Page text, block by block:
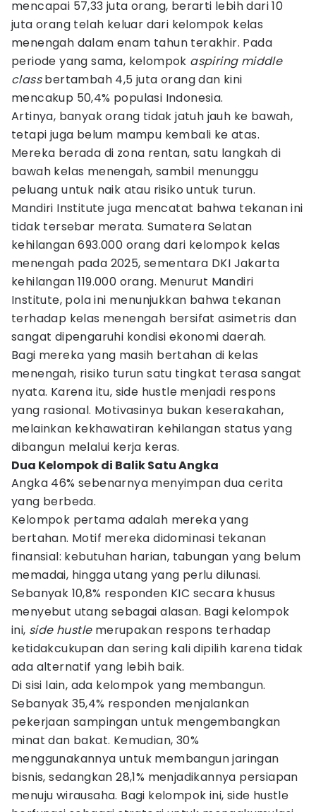
mencapai 57,33 juta orang, berarti lebih dari 10
juta orang telah keluar dari kelompok kelas
menengah dalam enam tahun terakhir. Pada
periode yang sama, kelompok aspiring middle
classbertambah 4,5 juta orang dan kini
mencakup 50,4% populasi Indonesia.
Artinya, banyak orang tidak jatuh jauh ke bawah,
tetapi juga belum mampu kembali ke atas.
Mereka berada di zona rentan, satu langkah di
bawah kelas menengah, sambil menunggu
peluang untuk naik atau risiko untuk turun.
Mandiri Institute juga mencatat bahwa tekanan ini
tidak tersebar merata. Sumatera Selatan
kehilangan 693.000 orang dari kelompok kelas
menengah pada 2025, sementara DKI Jakarta
kehilangan 119.000 orang. Menurut Mandiri
Institute, pola ini menunjukkan bahwa tekanan
terhadap kelas menengah bersifat asimetris dan
sangat dipengaruhi kondisi ekonomi daerah.
Bagi mereka yang masih bertahan di kelas
menengah, risiko turun satu tingkat terasa sangat
nyata. Karena itu, side hustle menjadi respons
yang rasional. Motivasinya bukan keserakahan,
melainkan kekhawatiran kehilangan status yang
dibangun melalui kerja keras.
Dua Kelompok di Balik Satu Angka
Angka 46% sebenarnya menyimpan dua cerita
yang berbeda.
Kelompok pertama adalah mereka yang
bertahan. Motif mereka didominasi tekanan
finansial: kebutuhan harian, tabungan yang belum
memadai, hingga utang yang perlu dilunasi.
Sebanyak 10,8% responden KIC secara khusus
menyebut utang sebagai alasan. Bagi kelompok
ini, side hustlemerupakan respons terhadap
ketidakcukupan dan sering kali dipilih karena tidak
ada alternatif yang lebih baik.
Di sisi lain, ada kelompok yang membangun.
Sebanyak 35,4% responden menjalankan
pekerjaan sampingan untuk mengembangkan
minat dan bakat. Kemudian, 30%
menggunakannya untuk membangun jaringan
bisnis, sedangkan 28,1% menjadikannya persiapan
menuju wirausaha. Bagi kelompok ini, side hustle